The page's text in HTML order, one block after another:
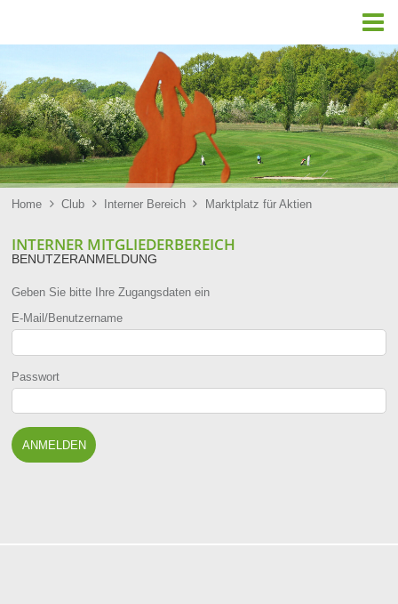

Home  Club  Interner Bereich  Marktplatz für Aktien
INTERNER MITGLIEDERBEREICH
BENUTZERANMELDUNG
Geben Sie bitte Ihre Zugangsdaten ein
E-Mail/Benutzername
Passwort